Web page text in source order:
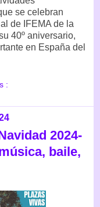
se celebran
de IFEMA de la
40º aniversario,
en España del
:
2024-
baile,